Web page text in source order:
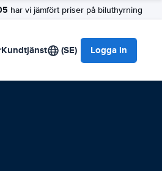
har vi jämfört priser på biluthyrning
Kundtjänst (SE) Logga in